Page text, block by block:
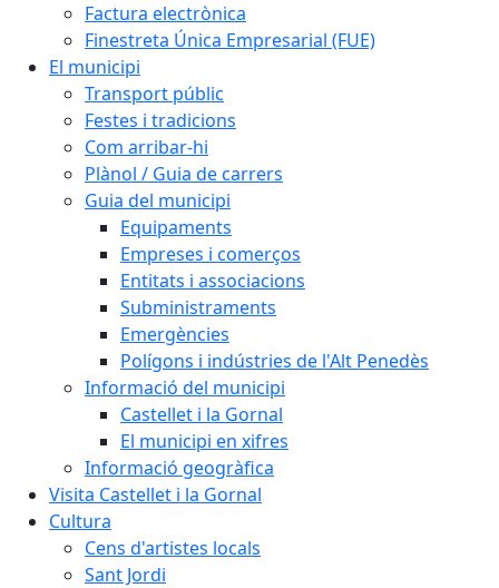
Factura electrònica
Finestreta Única Empresarial (FUE)
El municipi
Transport públic
Festes i tradicions
Com arribar-hi
Plànol / Guia de carrers
Guia del municipi
Equipaments
Empreses i comerços
Entitats i associacions
Subministraments
Emergències
Polígons i indústries de l'Alt Penedès
Informació del municipi
Castellet i la Gornal
El municipi en xifres
Informació geogràfica
Visita Castellet i la Gornal
Cultura
Cens d'artistes locals
Sant Jordi